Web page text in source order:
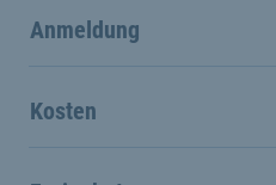
Anmeldung
Kosten